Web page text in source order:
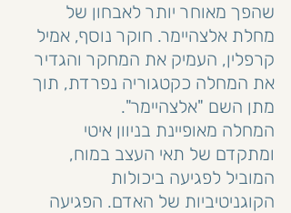
שהפך מאוחר יותר לאבחון של
מחלת אלצהיימר. חוקר נוסף, אמיל
קרפלין, העמיק את המחקר והגדיר
את המחלה כקטגוריה נפרדת, תוך
מתן השם "אלצהיימר".
המחלה מאופיינת בניוון איטי
ומתקדם של תאי העצב במוח,
המוביל לפגיעה ביכולות
הקוגניטיביות של האדם. הפגיעה